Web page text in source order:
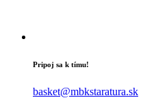
Pripoj sa k tímu!
basket@mbkstaratura.sk